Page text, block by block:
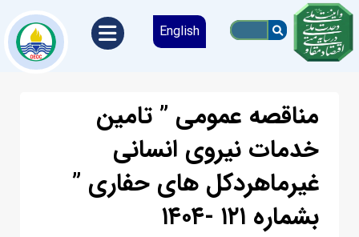
English
مناقصه عمومی ” تامین
خدمات نیروی انسانی
غیرماهردکل های حفاری ”
بشماره ۱۲۱ -۱۴۰۴